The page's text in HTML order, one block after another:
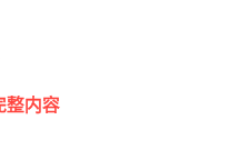
鼠睡在一起，比喻
整内容